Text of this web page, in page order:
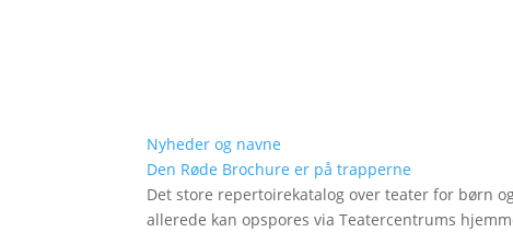
Nyheder og navne
Den Røde Brochure er på trapperne
Det store repertoirekatalog over teater for børn
allerede kan opspores via Teatercentrums